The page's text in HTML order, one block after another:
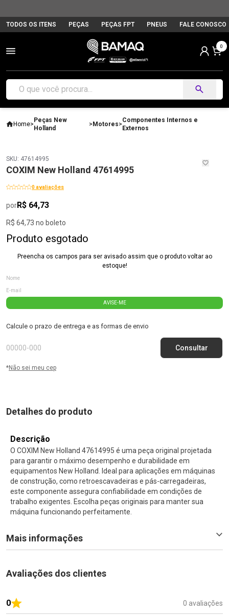
TODOS OS ITENS PEÇAS PEÇAS FPT PNEUS FALE CONOSCO
0
Home>
Peças New
Holland
>Motores>
Componentes Internos e
Externos
SKU: 47614995
COXIM New Holland 47614995
0 avaliações
porR$ 64,73
R$ 64,73 no boleto
Produto esgotado
Preencha os campos para ser avisado assim que o produto voltar ao
estoque!
AVISE-ME
Calcule o prazo de entrega e as formas de envio
*Não sei meu cep
Detalhes do produto
Descrição
O COXIM New Holland 47614995 é uma peça original projetada
para garantir o máximo desempenho e durabilidade em
equipamentos New Holland. Ideal para aplicações em máquinas
de construção, como retroescavadeiras e pás-carregadeiras,
este componente assegura confiabilidade em condições de
trabalho exigentes. Escolha peças originais para manter sua
máquina funcionando perfeitamente.
Mais informações
Avaliações dos clientes
0 0 avaliações